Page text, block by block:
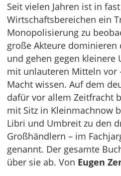
Seit vielen Jahren ist in
Wirtschaftsbereichen ein
Monopolisierung zu
große Akteure dominieren
und gehen gegen
mit unlauteren Mitteln vor
Macht wissen. Auf dem
dafür vor allem Zeitfracht
mit Sitz in Kleinmachnow
Libri und Umbreit zu den
Großhändlern – im
genannt. Der gesamte
über sie ab. Von Eugen